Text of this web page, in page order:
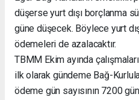
düşerse yurt dışı borçlanma
güne düşecek. Böylece yurt
ödemeleri de azalacaktır.
TBMM Ekim ayında
ilk olarak gündeme Bağ-
ödeme gün sayısının 7200